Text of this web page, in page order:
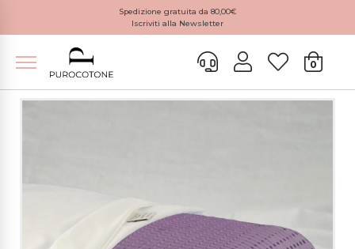
Spedizione gratuita da 80,00€
Iscriviti alla Newsletter
0